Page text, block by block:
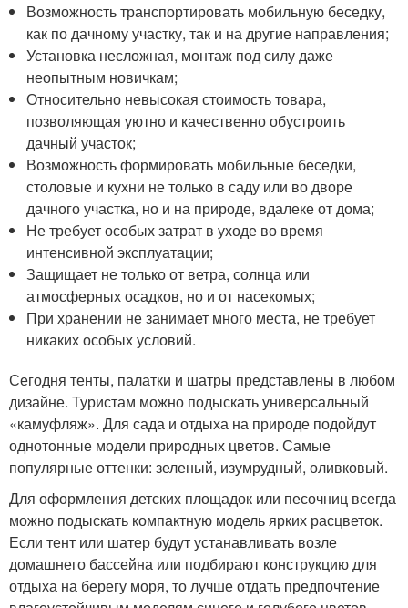
Возможность транспортировать мобильную беседку,
как по дачному участку, так и на другие направления;
Установка несложная, монтаж под силу даже
неопытным новичкам;
Относительно невысокая стоимость товара,
позволяющая уютно и качественно обустроить
дачный участок;
Возможность формировать мобильные беседки,
столовые и кухни не только в саду или во дворе
дачного участка, но и на природе, вдалеке от дома;
Не требует особых затрат в уходе во время
интенсивной эксплуатации;
Защищает не только от ветра, солнца или
атмосферных осадков, но и от насекомых;
При хранении не занимает много места, не требует
никаких особых условий.
Сегодня тенты, палатки и шатры представлены в любом
дизайне. Туристам можно подыскать универсальный
«камуфляж». Для сада и отдыха на природе подойдут
однотонные модели природных цветов. Самые
популярные оттенки: зеленый, изумрудный, оливковый.
Для оформления детских площадок или песочниц всегда
можно подыскать компактную модель ярких расцветок.
Если тент или шатер будут устанавливать возле
домашнего бассейна или подбирают конструкцию для
отдыха на берегу моря, то лучше отдать предпочтение